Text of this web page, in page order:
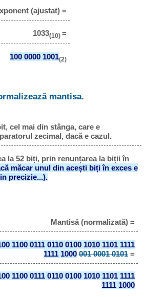
(ajustat) =
1033(10) =
100 0000 1001(2)
mantisa.
cel mai din stânga, care e
zecimal, dacă e cazul.
la 52 biți, prin renunțarea la biții în
măcar unul din acești biți în exces e
precizie...).
Mantisă (normalizată) =
1100 0111 0110 0100 1010 1101 1111
1111 1000 001 0001 0101=
1100 0111 0110 0100 1010 1101 1111
1111 1000